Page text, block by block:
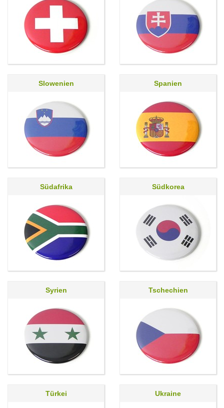
Slowenien Spanien
Südafrika Südkorea
Syrien Tschechien
Türkei Ukraine